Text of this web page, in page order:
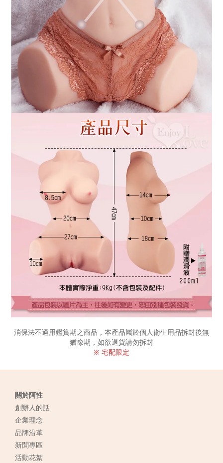
消保法不適用鑑賞期之商品，本產品屬於個人衛生用品拆封後無
猶豫期，如欲退貨請勿拆封
※ 宅配限定
關於阿性
創辦人的話
企業理念
品牌沿革
新聞專區
活動花絮